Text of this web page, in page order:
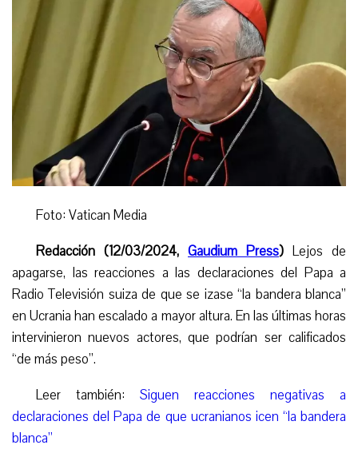
Foto: Vatican Media
Redacción (12/03/2024, Gaudium Press) Lejos de
apagarse, las reacciones a las declaraciones del Papa a
Radio Televisión suiza de que se izase “la bandera blanca”
en Ucraniahan escalado a mayor altura. En las últimas horas
intervinieron nuevos actores, que podrían ser calificados
“de más peso”.
Leer también: Siguen reacciones negativas a
declaraciones del Papa de que ucranianos icen “la bandera
blanca”